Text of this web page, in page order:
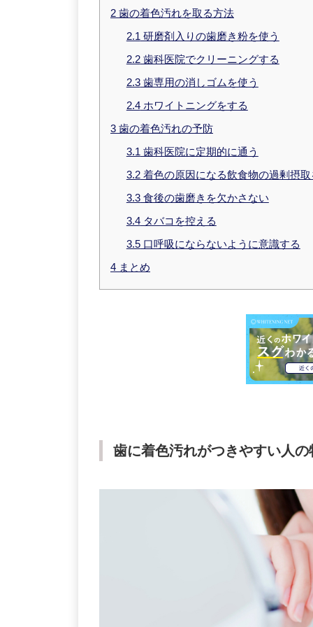
2 歯の着色汚れを取る方法
2.1 研磨剤入りの歯磨き粉を使う
2.2歯科医院でクリーニングする
2.3歯専用の消しゴムを使う
2.4ホワイトニングをする
3 歯の着色汚れの予防
3.1 歯科医院に定期的に通う
3.2着色の原因になる飲食物の過剰摂取
3.3食後の歯磨きを欠かさない
3.4タバコを控える
3.5口呼吸にならないように意識する
4 まとめ
歯に着色汚れがつきやすい人の